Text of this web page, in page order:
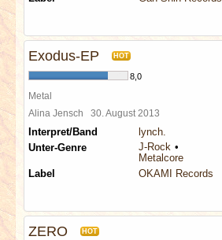
Exodus-EP HOT
8,0
Metal
Alina Jensch 30. August 2013
Interpret/Band
lynch.
Unter-Genre
J-Rock
Metalcore
Label
OKAMI Records
ZERO HOT